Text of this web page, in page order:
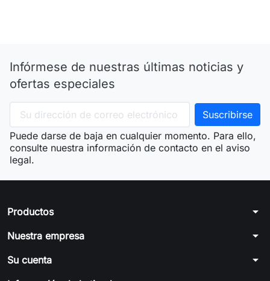
Infórmese de nuestras últimas noticias y
ofertas especiales
Puede darse de baja en cualquier momento. Para ello,
consulte nuestra información de contacto en el aviso
legal.
Productos arrow_drop_down
Nuestra empresa arrow_drop_down
Su cuenta arrow_drop_down